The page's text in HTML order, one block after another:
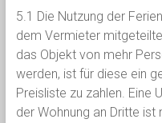
5.1 Die Nutzung der
dem Vermieter
das Objekt von mehr
werden, ist für diese ein
Preisliste zu zahlen. Eine
der Wohnung an Dritte